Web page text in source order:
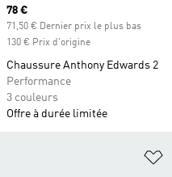
Prix actuel
78 €
71,50 € Dernier prix le plus bas
130 € Prix d'origine
Chaussure Anthony Edwards 2
Performance
3 couleurs
Offre à durée limitée